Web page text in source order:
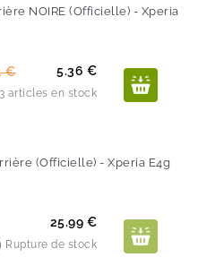
NOIRE (Officielle) - Xperia
€Prix 5.36 €
3 articles en stock
(Officielle) - Xperia E4g
Prix
25.99 €
Rupture de stock